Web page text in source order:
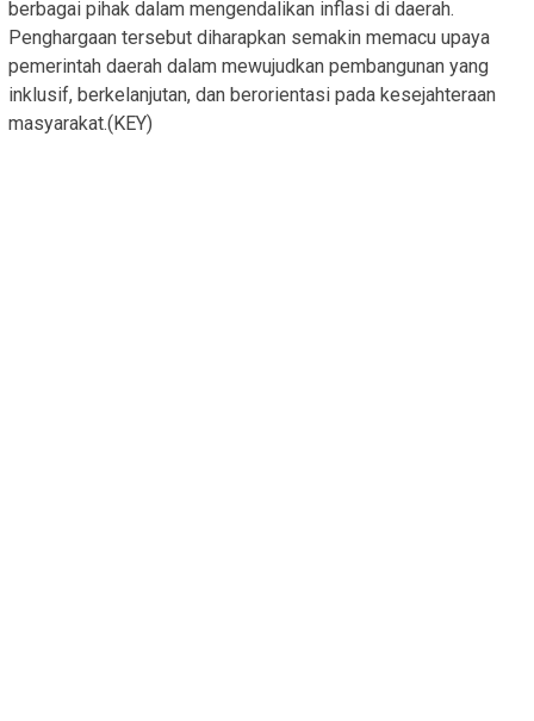
berbagai pihak dalam mengendalikan inflasi di daerah.
Penghargaan tersebut diharapkan semakin memacu upaya
pemerintah daerah dalam mewujudkan pembangunan yang
inklusif, berkelanjutan, dan berorientasi pada kesejahteraan
masyarakat.(KEY)